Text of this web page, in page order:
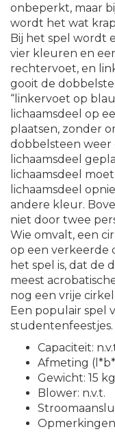
onbeperkt, maar
wordt het wat
Bij het spel wordt
vier kleuren en
rechtervoet, en
gooit de
“linkervoet op
lichaamsdeel op
plaatsen, zonder
dobbelsteen
lichaamsdeel
lichaamsdeel
lichaamsdeel
andere kleur.
niet door twee
Wie omvalt, een
op een verkeerde
het spel is, dat de
meest
nog een vrije
Een populair spel
studentenfeestjes.
Capaciteit:
Afmeting
Gewicht: 15 kg
Blower: n.v.t.